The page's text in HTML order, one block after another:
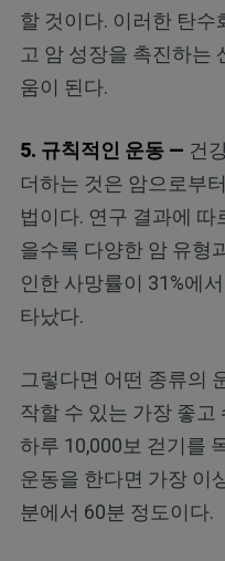
할 것이다. 이러한 탄
고 암 성장을 촉진하는
움이 된다.
5. 규칙적인 운동 — 건
더하는 것은 암으로부
법이다. 연구 결과에
을수록 다양한 암 유형
인한 사망률이 31%에
타났다.
그렇다면 어떤 종류의
작할 수 있는 가장 좋고
하루 10,000보 걷기를
운동을 한다면 가장 이
분에서 60분 정도이다.